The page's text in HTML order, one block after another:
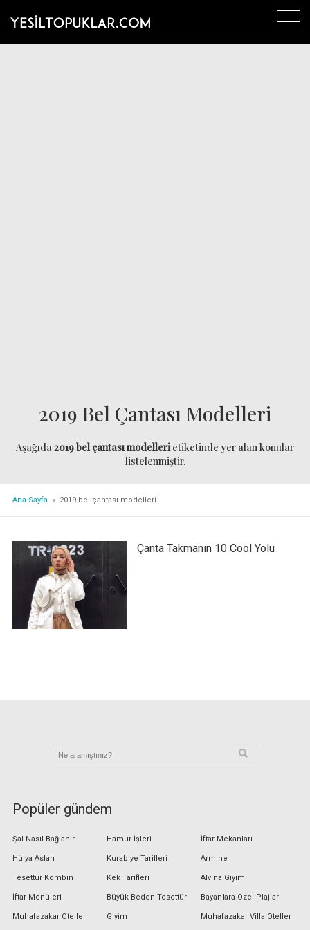
2019 Bel Çantası Modelleri
Aşağıda2019 bel çantası modellerietiketinde yer alan konular
listelenmiştir.
Ana Sayfa » 2019 bel çantası modelleri
Çanta Takmanın 10 Cool Yolu
Popüler gündem
Şal Nasıl Bağlanır
Hülya Aslan
Tesettür Kombin
İftar Menüleri
Muhafazakar Oteller
Hamur İşleri
Kurabiye Tarifleri
Kek Tarifleri
Büyük Beden Tesettür
Giyim
İftar Mekanları
Armine
Alvina Giyim
Bayanlara Özel Plajlar
Muhafazakar Villa Oteller